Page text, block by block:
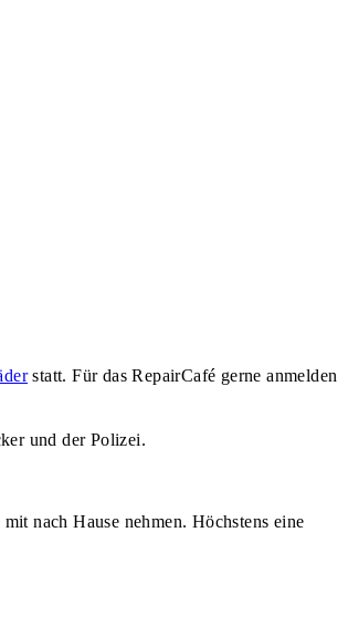
statt. Für das RepairCafé gerne anmelden
und der Polizei.
nach Hause nehmen. Höchstens eine